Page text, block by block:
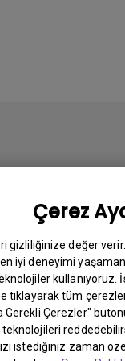
Çerez
gizliliğinize değer
iyi deneyimi
kullanıyoruz.
tıklayarak tüm
Gerekli Çerezler"
istediğiniz zaman